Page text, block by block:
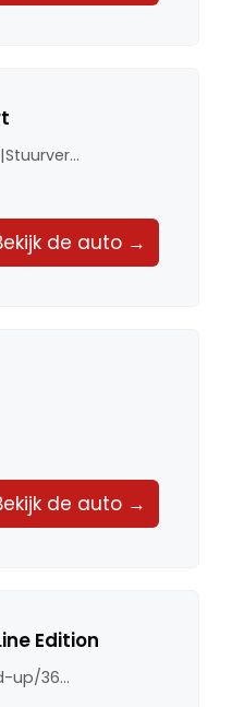
de auto →
de auto →
Edition
up/36...